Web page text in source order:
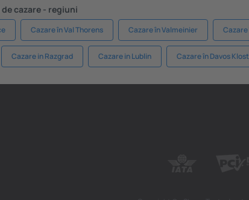
cazare - regiuni
Cazare în Val Thorens Cazare în Valmeinier Cazare
Cazare in Razgrad Cazare in Lublin Cazare în Davos